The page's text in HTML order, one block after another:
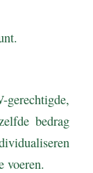
bedrag
voeren.